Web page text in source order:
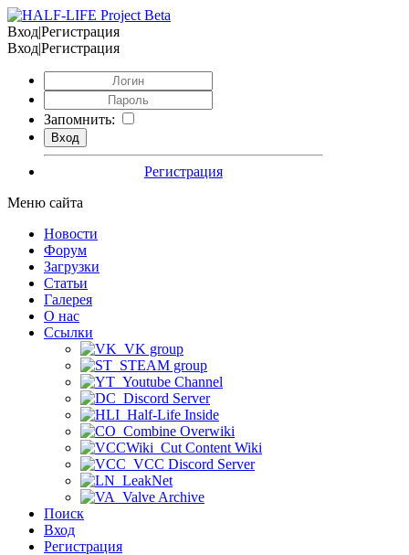
Вход|Регистрация
Вход|Регистрация
Запомнить:
Регистрация
Меню сайта
Новости
Форум
Загрузки
Статьи
Галерея
О нас
Ссылки
VK group
STEAM group
Youtube Channel
Discord Server
Half-Life Inside
Combine Overwiki
Cut Content Wiki
VCC Discord Server
LeakNet
Valve Archive
Поиск
Вход
Регистрация